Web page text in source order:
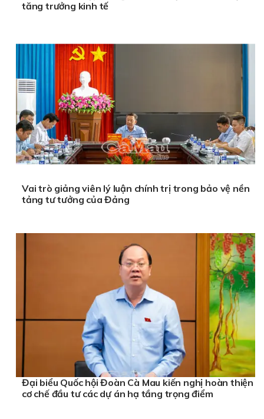
tăng trưởng kinh tế
Vai trò giảng viên lý luận chính trị trong bảo vệ nền
tảng tư tưởng của Đảng
Đại biểu Quốc hội Đoàn Cà Mau kiến nghị hoàn thiện
cơ chế đầu tư các dự án hạ tầng trọng điểm